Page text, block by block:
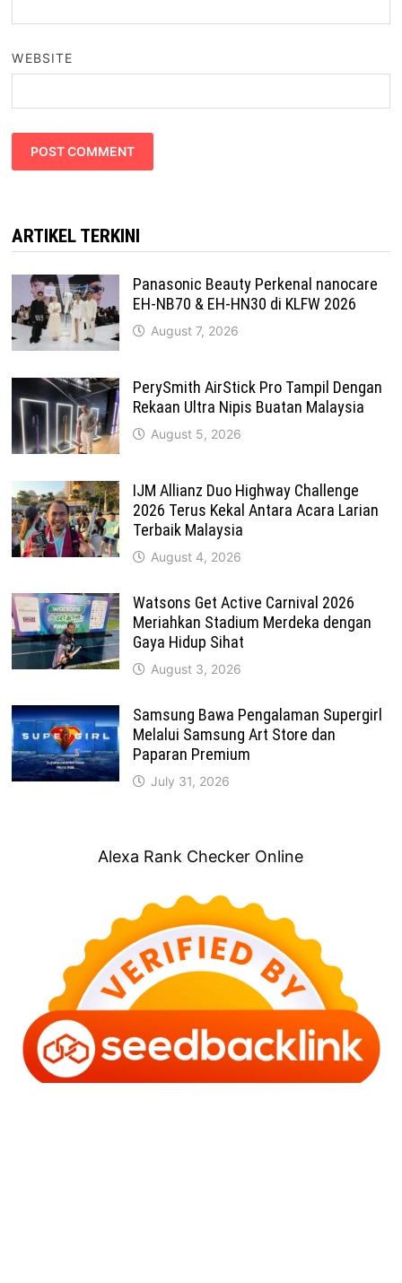
WEBSITE
ARTIKEL TERKINI
Panasonic Beauty Perkenal nanocare
EH-NB70 & EH-HN30 di KLFW 2026
August 7, 2026
PerySmith AirStick Pro Tampil Dengan
Rekaan Ultra Nipis Buatan Malaysia
August 5, 2026
IJM Allianz Duo Highway Challenge
2026 Terus Kekal Antara Acara Larian
Terbaik Malaysia
August 4, 2026
Watsons Get Active Carnival 2026
Meriahkan Stadium Merdeka dengan
Gaya Hidup Sihat
August 3, 2026
Samsung Bawa Pengalaman Supergirl
Melalui Samsung Art Store dan
Paparan Premium
July 31, 2026
Alexa Rank Checker Online